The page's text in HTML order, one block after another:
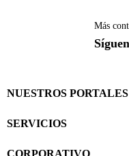
Más
NUESTROS PORTALES
SERVICIOS